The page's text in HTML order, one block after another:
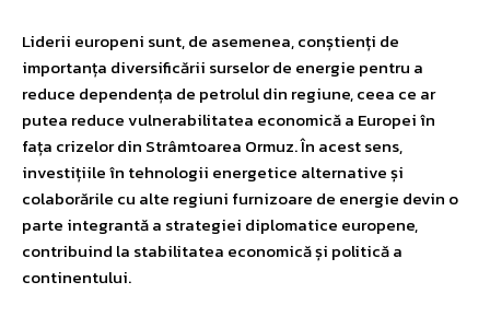
Liderii europeni sunt, de asemenea, conștienți de
importanța diversificării surselor de energie pentru a
reduce dependența de petrolul din regiune, ceea ce ar
putea reduce vulnerabilitatea economică a Europei în
fața crizelor din Strâmtoarea Ormuz. În acest sens,
investițiile în tehnologii energetice alternative și
colaborările cu alte regiuni furnizoare de energie devin o
parte integrantă a strategiei diplomatice europene,
contribuind la stabilitatea economică și politică a
continentului.